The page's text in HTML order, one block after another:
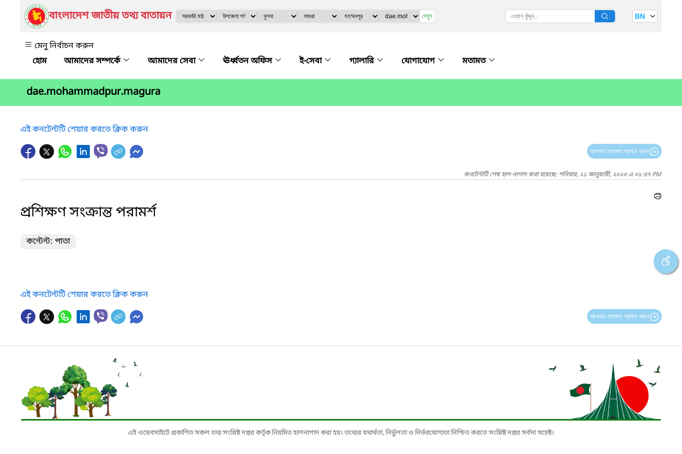
বাংলাদেশ জাতীয় তথ্য বাতায়ন দেখুন BN
মেনু নির্বাচন করুন
আমাদের সম্পর্কে
আমাদের সেবা ঊর্ধ্বতন অফিস ই-সেবা গ্যালারি যোগাযোগ মতামত
dae.mohammadpur.magura
এই কনটেন্টটি শেয়ার করতে ক্লিক করুন
আপনার মতামত প্রদান করুন
কনটেন্টটি শেষ হাল-নাগাদ করা হয়েছে: শনিবার, ২১ জানুয়ারী, ২০২৩ এ ০১:৪৭ PM
প্রশিক্ষণ সংক্রান্ত পরামর্শ
কন্টেন্ট: পাতা
এই কনটেন্টটি শেয়ার করতে ক্লিক করুন
আপনার মতামত প্রদান করুন
এই ওয়েবসাইটে প্রকাশিত সকল তথ্য সংশ্লিষ্ট দপ্তর কর্তৃক নিয়মিত হালনাগাদ করা হয়। তথ্যের যথার্থতা, নির্ভুলতা ও নির্ভরযোগ্যতা নিশ্চিত করতে সংশ্লিষ্ট দপ্তর সর্বদা সচেষ্ট।